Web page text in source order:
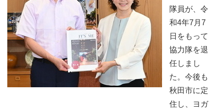
隊員が、令
和4年7月7
日をもって
協力隊を退
任しまし
た。今後も
秋田市に定
住し、ヨガ